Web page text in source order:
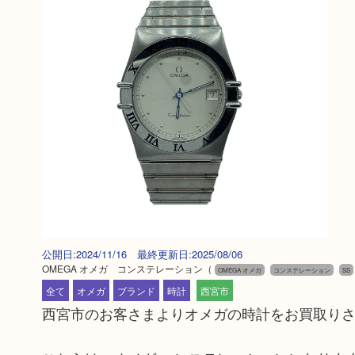
公開日:2024/11/16 最終更新日:2025/08/06
OMEGA オメガ コンステレーション （ OMEGA オメガ コンステレーション SS
全て
オメガ ブランド 時計 西宮市
西宮市のお客さまよりオメガの時計をお買取り